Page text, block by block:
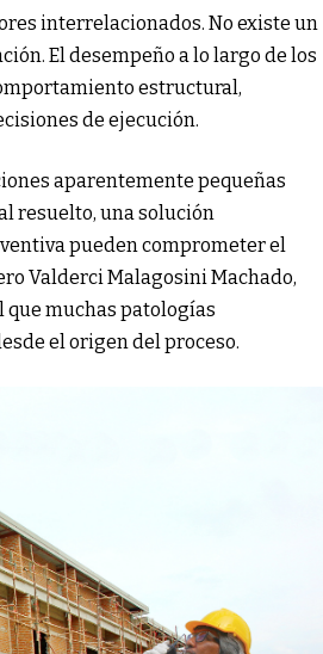
interrelacionados. No existe un
El desempeño a lo largo de los
estructural,
de ejecución.
aparentemente pequeñas
resuelto, una solución
pueden comprometer el
Valderci Malagosini Machado,
que muchas patologías
el origen del proceso.